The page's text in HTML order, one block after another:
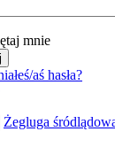
mnie
aś hasła?
Żegluga